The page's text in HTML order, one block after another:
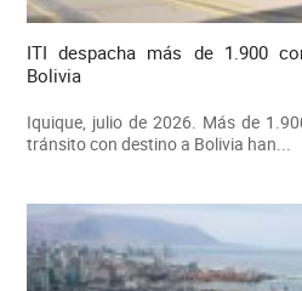
ITI despacha más de 1.900
Bolivia
Iquique, julio de 2026. Más de
tránsito con destino a Bolivia han...